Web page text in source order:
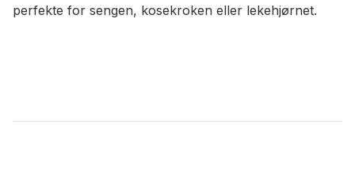
perfekte for sengen, kosekroken eller lekehjørnet.